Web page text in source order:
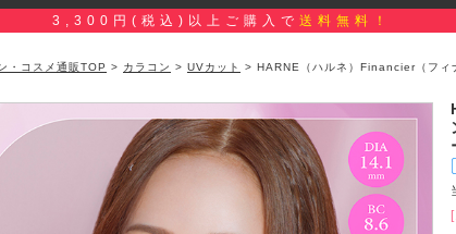
3,300円(税込)以上ご購入で 送料無料！
・コスメ通販TOP > カラコン > UVカット
> HARNE（ハルネ）Financier（フィ